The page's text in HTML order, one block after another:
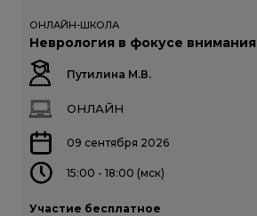
ОНЛАЙН-ШКОЛА
Неврология в фокусе внимания
Путилина М.В.
ОНЛАЙН
09 сентября 2026
15:00 - 18:00 (мск)
Участие бесплатное